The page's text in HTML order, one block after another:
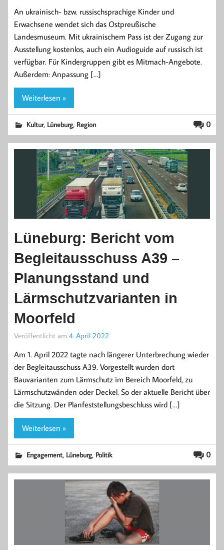
An ukrainisch- bzw. russischsprachige Kinder und
Erwachsene wendet sich das Ostpreußische
Landesmuseum. Mit ukrainischem Pass ist der Zugang zur
Ausstellung kostenlos, auch ein Audioguide auf russisch ist
verfügbar. Für Kindergruppen gibt es Mitmach-Angebote.
Außerdem: Anpassung […]
Weiterlesen »
0
Kultur, Lüneburg, Region
Lüneburg: Bericht vom
Begleitausschuss A39 –
Planungsstand und
Lärmschutzvarianten in
Moorfeld
Veröffentlicht am 4. April 2022
Am 1. April 2022 tagte nach längerer Unterbrechung wieder
der Begleitausschuss A39. Vorgestellt wurden dort
Bauvarianten zum Lärmschutz im Bereich Moorfeld, zu
Lärmschutzwänden oder Deckel. So der aktuelle Bericht über
die Sitzung. Der Planfeststellungsbeschluss wird […]
Weiterlesen »
0
Engagement, Lüneburg, Politik